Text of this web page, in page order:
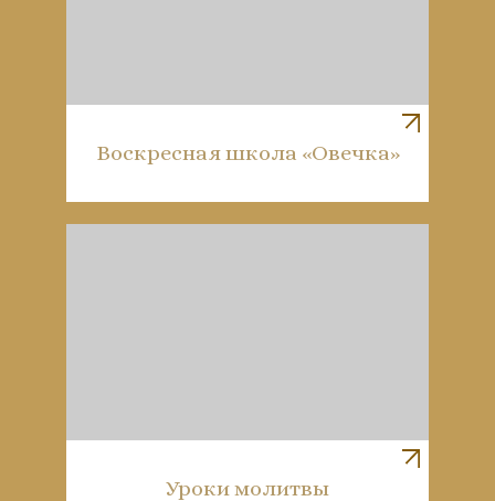
Уроки молитвы
Воскресная школа «Овечка»